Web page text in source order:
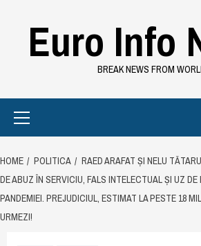
contentEuro Info
BREAK NEWS FROM
HOME POLITICA
RAED ARAFAT ȘI NELU
DE ABUZ ÎN SERVICIU, FALS INTELECTUAL ȘI UZ DE
PANDEMIEI. PREJUDICIUL, ESTIMAT LA PESTE 18
URMEZI!